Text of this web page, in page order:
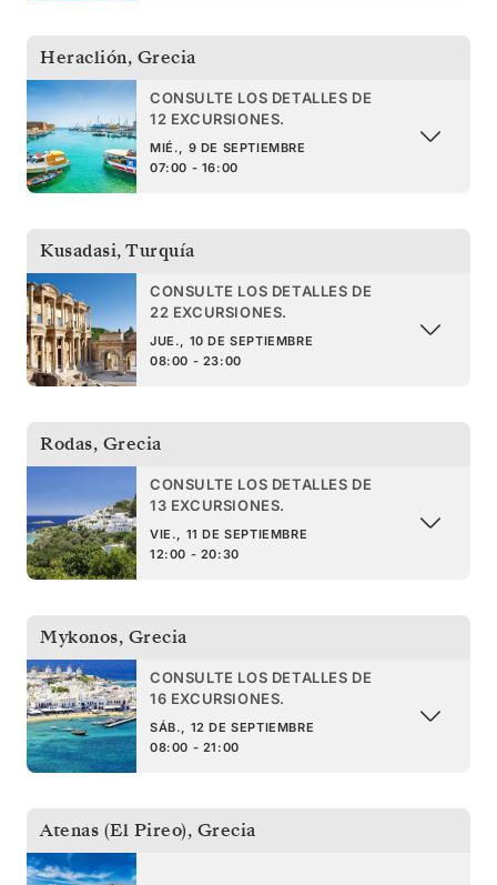
Heraclión, Grecia
CONSULTE LOS DETALLES DE
12 EXCURSIONES.
MIÉ., 9 DE SEPTIEMBRE
07:00 - 16:00
Kusadasi,Turquía
CONSULTE LOS DETALLES DE
22 EXCURSIONES.
JUE., 10 DE SEPTIEMBRE
08:00 - 23:00
Rodas, Grecia
CONSULTE LOS DETALLES DE
13 EXCURSIONES.
VIE., 11 DE SEPTIEMBRE
12:00 - 20:30
Mykonos, Grecia
CONSULTE LOS DETALLES DE
16 EXCURSIONES.
SÁB., 12 DE SEPTIEMBRE
08:00 - 21:00
Atenas (El Pireo), Grecia